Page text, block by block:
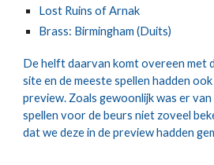
Lost Ruins of Arnak
Brass: Birmingham (Duits)
De helft daarvan komt overeen met
site en de meeste spellen hadden
preview. Zoals gewoonlijk was er van
spellen voor de beurs niet zoveel
dat we deze in de preview hadden